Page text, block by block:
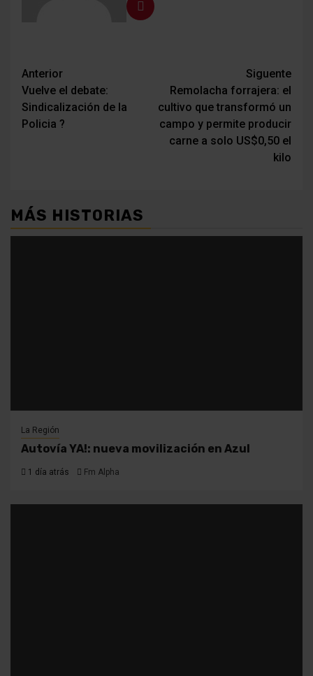
Navegación
de
entradas
Anterior
Vuelve el debate:
Sindicalización de la
Policia ?
Siguente
Remolacha forrajera: el
cultivo que transformó un
campo y permite producir
carne a solo US$0,50 el
kilo
MÁS HISTORIAS
La Región
Autovía YA!: nueva movilización en Azul
1 día atrás Fm Alpha